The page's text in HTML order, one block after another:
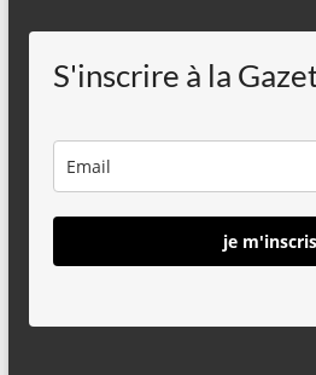
S'inscrire à la
je m'inscris